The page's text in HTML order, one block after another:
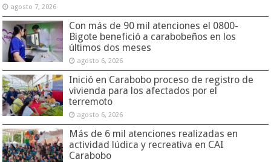
agosto 7, 2026
Con más de 90 mil atenciones el 0800-
Bigote benefició a carabobeños en los
últimos dos meses
agosto 6, 2026
Inició en Carabobo proceso de registro de
vivienda para los afectados por el
terremoto
agosto 6, 2026
Más de 6 mil atenciones realizadas en
actividad lúdica y recreativa en CAI
Carabobo